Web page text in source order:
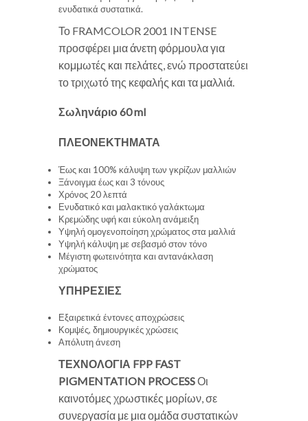
ενυδατικά συστατικά.
Το FRAMCOLOR 2001 INTENSE
προσφέρει μια άνετη φόρμουλα για
κομμωτές και πελάτες, ενώ προστατεύει
το τριχωτό της κεφαλής και τα μαλλιά.
Σωληνάριο 60 ml
ΠΛΕΟΝΕΚΤΗΜΑΤΑ
Έως και 100% κάλυψη των γκρίζων μαλλιών
Ξάνοιγμα έως και 3 τόνους
Χρόνος 20 λεπτά
Ενυδατικό και μαλακτικό γαλάκτωμα
Κρεμώδης υφή και εύκολη ανάμειξη
Υψηλή ομογενοποίηση χρώματος στα μαλλιά
Υψηλή κάλυψη με σεβασμό στον τόνο
Μέγιστη φωτεινότητα και αντανάκλαση
χρώματος
ΥΠΗΡΕΣΙΕΣ
Εξαιρετικά έντονες αποχρώσεις
Κομψές, δημιουργικές χρώσεις
Απόλυτη άνεση
ΤΕΧΝΟΛΟΓΙΑ FPP FAST
PIGMENTATION PROCESSΟι
καινοτόμες χρωστικές μορίων, σε
συνεργασία με μια ομάδα συστατικών